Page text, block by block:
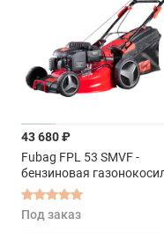
43 680 ₽
Fubag FPL 53 SMVF -
бензиновая
самоходная
Под заказ